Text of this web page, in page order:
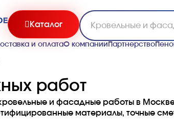
Каталог
и оплатаО компании Партнерство
работ
кровельные и фасадные работы в
материалы, точные